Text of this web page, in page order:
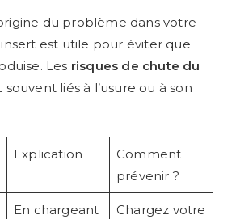
du problème dans votre
est utile pour éviter que
Les risques de chute du
souvent liés à l’usure ou à son
Explication
Comment
prévenir ?
En chargeant
Chargez votre